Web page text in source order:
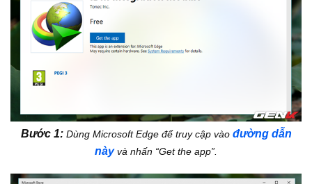
Bước 1:Dùng Microsoft Edge để truy cập vào đường dẫn
nàyvà nhấn “Get the app”.